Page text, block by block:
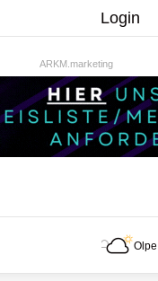
Login
ARKM.marketing
Olpe